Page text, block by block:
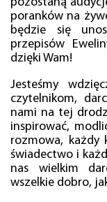
poranków na
będzie się
przepisów
dzięki Wam!
Jesteśmy
czytelnikom,
nami na tej
inspirować,
rozmowa, każdy
świadectwo i
nas wielkim
wszelkie dobro,